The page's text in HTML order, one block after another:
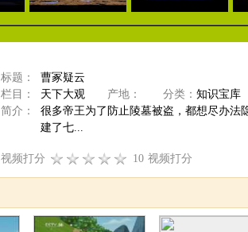
标题：
曹冢疑云
栏目：
天下大观 产地： 分类： 知识宝库
简介：
很多帝王为了防止陵墓被盗，都想尽办法
建了七...
视频打分 10 视频打分